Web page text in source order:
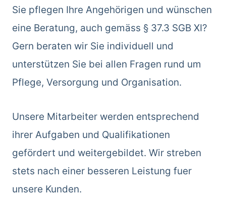
Sie pflegen Ihre Angehörigen und wünschen
eine Beratung, auch gemäss § 37.3 SGB XI?
Gern beraten wir Sie individuell und
unterstützen Sie bei allen Fragen rund um
Pflege, Versorgung und Organisation.
Unsere Mitarbeiter werden entsprechend
ihrer Aufgaben und Qualifikationen
gefördert und weitergebildet. Wir streben
stets nach einer besseren Leistung fuer
unsere Kunden.